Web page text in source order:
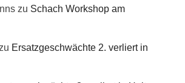
zu Schach Workshop am
Ersatzgeschwächte 2. verliert in